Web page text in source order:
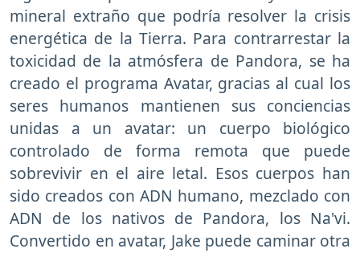
mineral extraño que podría resolver la crisis
energética de la Tierra. Para contrarrestar la
toxicidad de la atmósfera de Pandora, se ha
creado el programa Avatar, gracias al cual los
seres humanos mantienen sus conciencias
unidas a un avatar: un cuerpo biológico
controlado de forma remota que puede
sobrevivir en el aire letal. Esos cuerpos han
sido creados con ADN humano, mezclado con
ADN de los nativos de Pandora, los Na'vi.
Convertido en avatar, Jake puede caminar otra